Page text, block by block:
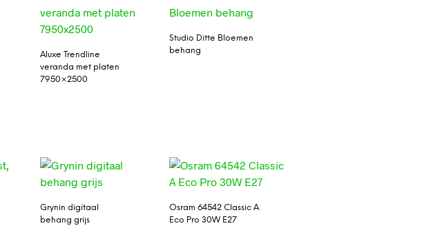
Aluxe Trendline
veranda met platen
7950×2500
Studio Ditte Bloemen
behang
Grynin digitaal
behang grijs
Osram 64542 Classic A
Eco Pro 30W E27